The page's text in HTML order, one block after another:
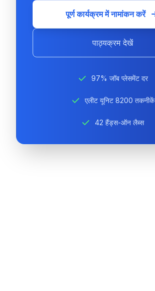
पूर्ण कार्यक्रम में नामांकन करें
पाठ्यक्रम देखें
97% जॉब प्लेसमेंट दर
एलीट यूनिट 8200 तकनीकें
42 हैंड्स-ऑन लैब्स